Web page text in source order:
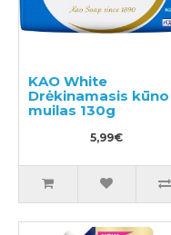
KAO White
Drėkinamasis kūno
muilas 130g
5,99€